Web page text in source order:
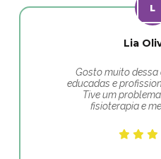
Lia
Gosto muito dessa
educadas e
Tive um
fisioterapia e